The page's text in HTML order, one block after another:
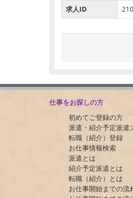
求人ID
仕事をお探しの方
初めてご登録の方
派遣・紹介予定派遣
転職（紹介）登録
お仕事情報検索
派遣とは
紹介予定派遣とは
転職（紹介）とは
お仕事開始までの流